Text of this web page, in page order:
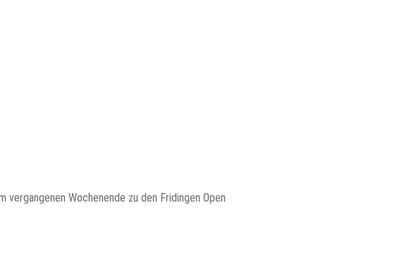
Wochenende zu den Fridingen Open